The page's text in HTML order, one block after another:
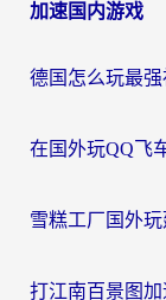
加速国内游戏